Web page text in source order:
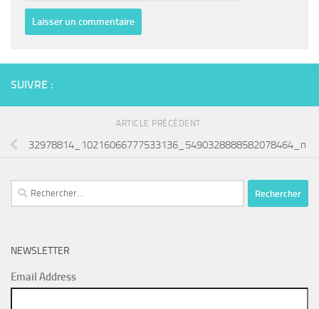
SUIVRE :
ARTICLE PRÉCÉDENT
32978814_10216066777533136_5490328888582078464_n
Rechercher :
NEWSLETTER
Email Address